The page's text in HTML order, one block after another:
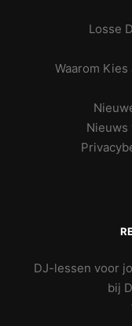
Losse
Waarom
Nieuws
DJ-lessen voor
bij